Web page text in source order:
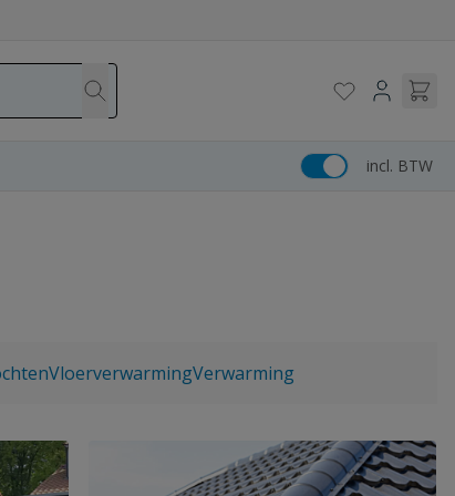
incl. BTW
VloerverwarmingVerwarming